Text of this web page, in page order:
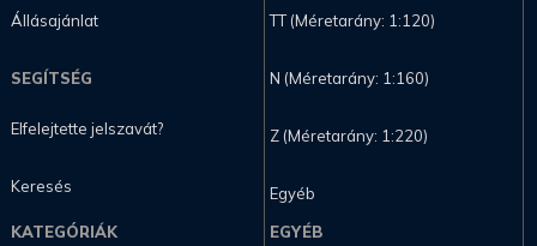
Állásajánlat
SEGÍTSÉG
Elfelejtette jelszavát?
Keresés
TT (Méretarány: 1:120)
N (Méretarány: 1:160)
Z (Méretarány: 1:220)
Egyéb
KATEGÓRIÁK
EGYÉB